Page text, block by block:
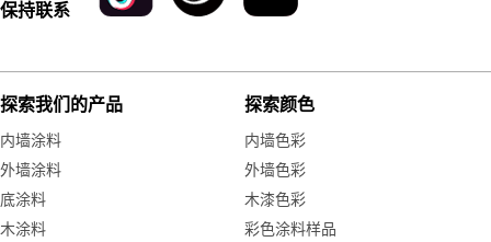
保持联系
探索我们的产品
内墙涂料
外墙涂料
底涂料
木涂料
探索颜色
内墙色彩
外墙色彩
木漆色彩
彩色涂料样品